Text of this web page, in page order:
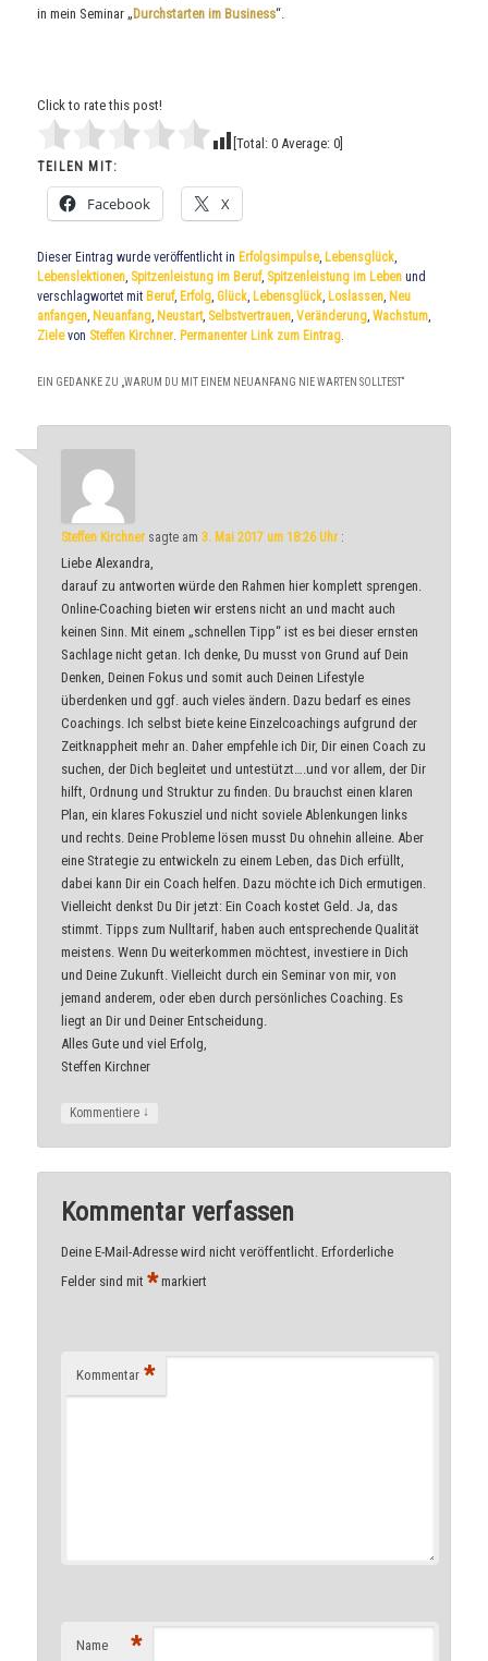
in mein Seminar „Durchstarten im Business“.
Click to rate this post!
[Total:0 Average:0
TEILEN MIT:
Facebook X
Dieser Eintrag wurde veröffentlicht in Erfolgsimpulse, Lebensglück,
Lebenslektionen, Spitzenleistung im Beruf, Spitzenleistung im Leben und
verschlagwortet mit Beruf, Erfolg,Glück, Lebensglück, Loslassen, Neu
anfangen, Neuanfang, Neustart, Selbstvertrauen,Veränderung,Wachstum,
Zielevon Steffen Kirchner. Permanenter Link zum Eintrag.
EIN GEDANKE ZU „WARUM DU MIT EINEM NEUANFANG NIE WARTEN SOLLTEST“
Steffen Kirchner sagte am3. Mai 2017 um 18:26 Uhr :
Liebe Alexandra,
darauf zu antworten würde den Rahmen hier komplett sprengen.
Online-Coaching bieten wir erstens nicht an und macht auch
keinen Sinn. Mit einem „schnellen Tipp“ ist es bei dieser ernsten
Sachlage nicht getan. Ich denke, Du musst von Grund auf Dein
Denken, Deinen Fokus und somit auch Deinen Lifestyle
überdenken und ggf. auch vieles ändern. Dazu bedarf es eines
Coachings. Ich selbst biete keine Einzelcoachings aufgrund der
Zeitknappheit mehr an. Daher empfehle ich Dir, Dir einen Coach zu
suchen, der Dich begleitet und untestützt….und vor allem, der Dir
hilft, Ordnung und Struktur zu finden. Du brauchst einen klaren
Plan, ein klares Fokusziel und nicht soviele Ablenkungen links
und rechts. Deine Probleme lösen musst Du ohnehin alleine. Aber
eine Strategie zu entwickeln zu einem Leben, das Dich erfüllt,
dabei kann Dir ein Coach helfen. Dazu möchte ich Dich ermutigen.
Vielleicht denkst Du Dir jetzt: Ein Coach kostet Geld. Ja, das
stimmt. Tipps zum Nulltarif, haben auch entsprechende Qualität
meistens. Wenn Du weiterkommen möchtest, investiere in Dich
und Deine Zukunft. Vielleicht durch ein Seminar von mir, von
jemand anderem, oder eben durch persönliches Coaching. Es
liegt an Dir und Deiner Entscheidung.
Alles Gute und viel Erfolg,
Steffen Kirchner
Kommentiere ↓
Kommentar verfassen
Deine E-Mail-Adresse wird nicht veröffentlicht. Erforderliche
Felder sind mit*markiert
Kommentar *
Name *